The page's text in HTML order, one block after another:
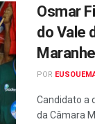
Osmar
do Vale
POR
Candidato a
da Câmara